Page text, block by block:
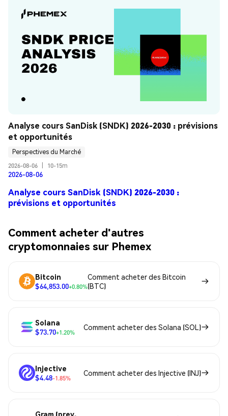
Analyse cours SanDisk (SNDK) 2026-2030 : prévisions
et opportunités
Perspectives du Marché
2026-08-06
10-15m
2026-08-06
Analyse cours SanDisk (SNDK) 2026-2030 :
prévisions et opportunités
Comment acheter d'autres
cryptomonnaies sur Phemex
Bitcoin
$64,853.00+0.80%
Comment acheter des Bitcoin
(BTC)
Solana
$73.70+1.20%
Comment acheter des Solana (SOL)
Injective
$4.48-1.85%
Comment acheter des Injective (INJ)
Gram (prev.